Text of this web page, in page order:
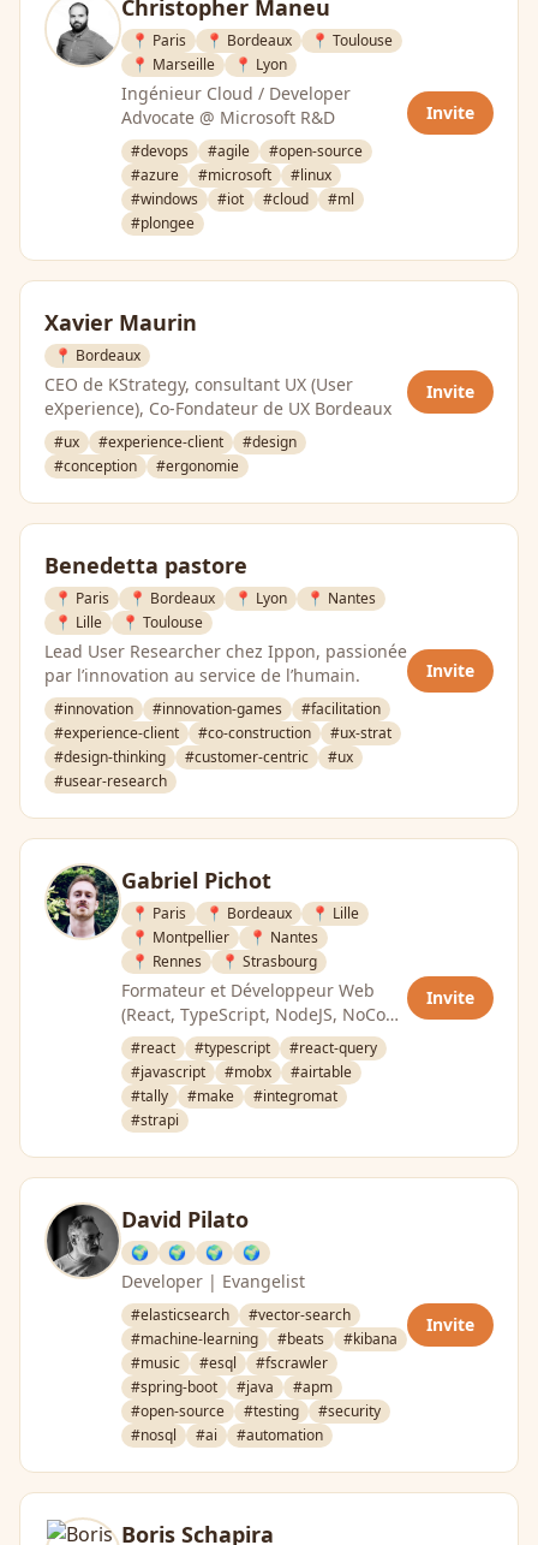
Christopher Maneu
📍 Paris 📍 Bordeaux
📍 Toulouse
📍 Marseille
📍 Lyon
Ingénieur Cloud / Developer
Advocate @ Microsoft R&D
#devops #agile
#open-source
#azure
#microsoft
#linux
#windows
#iot #cloud
#ml
#plongee
Invite
Xavier Maurin
📍 Bordeaux
CEO de KStrategy, consultant UX (User
eXperience), Co-Fondateur de UX Bordeaux
#ux #experience-client
#design
#conception
#ergonomie
Invite
Benedetta pastore
📍 Paris 📍 Bordeaux 📍 Lyon
📍 Nantes
📍 Lille
📍 Toulouse
Lead User Researcher chez Ippon, passionée
par l’innovation au service de l’humain.
#innovation #innovation-games
#facilitation
#experience-client
#co-construction
#ux-strat
#design-thinking
#customer-centric
#ux
#usear-research
Invite
Gabriel Pichot
📍 Paris 📍 Bordeaux
📍 Lille
📍 Montpellier
📍 Nantes
📍 Rennes
📍 Strasbourg
Formateur et Développeur Web
(React, TypeScript, NodeJS, NoCode
& Low Code). CTO Consultant. CTO
@CraftValue. …
#react #typescript
#react-query
#javascript
#mobx
#airtable
#tally
#make
#integromat
#strapi
Invite
David Pilato
🌍 🌍 🌍 🌍
Developer | Evangelist
#elasticsearch
#vector-search
#machine-learning
#beats
#kibana
#music
#esql
#fscrawler
#spring-boot
#java
#apm
#open-source
#testing
#security
#nosql
#ai #automation
Invite
Boris Schapira